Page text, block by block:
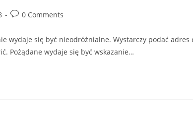
0 Comments
wydaje się być nieodróżnialne. Wystarczy podać adres
Pożądane wydaje się być wskazanie…